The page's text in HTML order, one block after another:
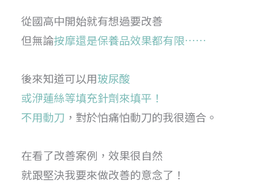
從國高中開始就有想過要改善
但無論按摩還是保養品效果都有限……
後來知道可以用玻尿酸
或洢蓮絲等填充針劑來填平！
不用動刀 ，對於怕痛怕動刀的我很適合。
在看了改善案例，效果很自然
就跟堅決我要來做改善的意念了！